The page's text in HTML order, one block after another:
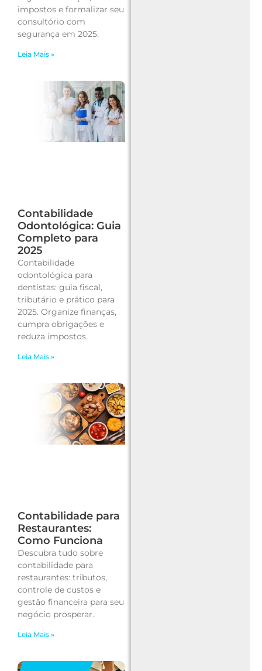
impostos e formalizar seu
consultório com
segurança em 2025.
Leia Mais »
Contabilidade
Odontológica: Guia
Completo para
2025
Contabilidade
odontológica para
dentistas: guia fiscal,
tributário e prático para
2025. Organize finanças,
cumpra obrigações e
reduza impostos.
Leia Mais »
Contabilidade para
Restaurantes:
Como Funciona
Descubra tudo sobre
contabilidade para
restaurantes: tributos,
controle de custos e
gestão financeira para seu
negócio prosperar.
Leia Mais »